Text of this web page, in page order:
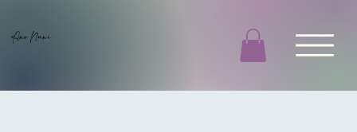
Ano Nani